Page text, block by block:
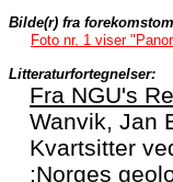
Bilde(r) fra
Foto nr. 1 viser
Litteraturfortegnelser:
Fra NGU's
Wanvik, Jan
Kvartsitter
;Norges